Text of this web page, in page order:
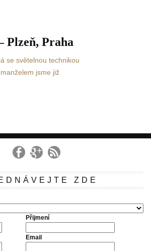
Plzeň, Praha
se světelnou technikou
jsme již
ZDE
Přijmení
Email